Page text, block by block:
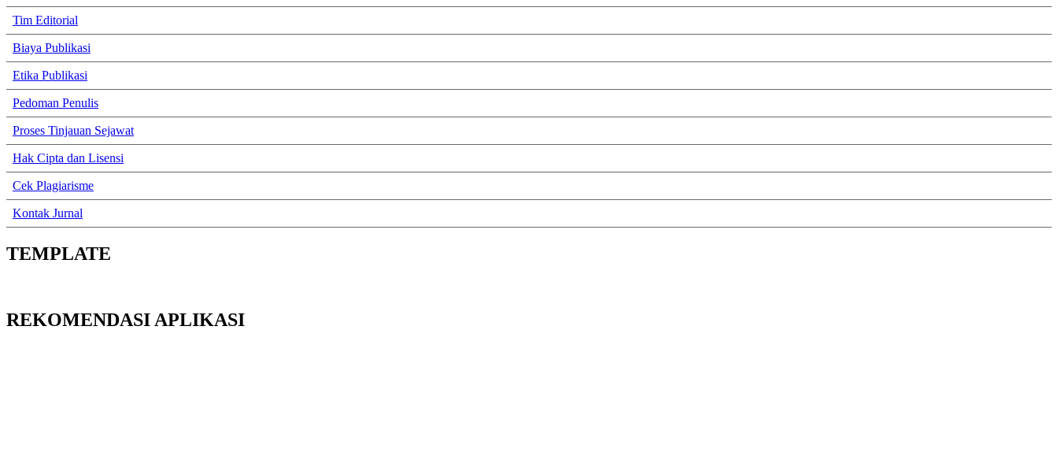
Tim Editorial
Biaya Publikasi
Etika Publikasi
Pedoman Penulis
Proses Tinjauan Sejawat
Hak Cipta dan Lisensi
Cek Plagiarisme
Kontak Jurnal
TEMPLATE
REKOMENDASI APLIKASI